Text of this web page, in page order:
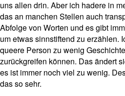
uns allen drin. Aber ich hadere in
das an manchen Stellen auch
Abfolge von Worten und es gibt
um etwas sinnstiftend zu erzählen.
queere Person zu wenig
zurückgreifen können. Das ändert
es ist immer noch viel zu wenig.
das so sehr.